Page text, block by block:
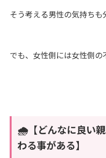
そう考える男性の気持ちも
でも、女性側には女性側の
🌧️【どんなに良い
わる事がある】